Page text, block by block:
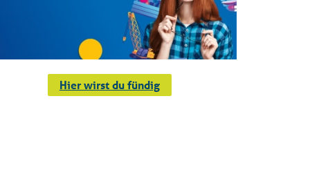
Hier wirst du fündig